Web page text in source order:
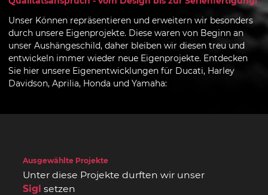
Unser Können repräsentieren und erweitern wir besonders
durch unsere Eigenprojekte. Diese waren von Beginn an
unser Aushängeschild, daher bleiben wir diesen treu und
entwickeln immer wieder neue Eigenprojekte. Entdecken
Sie hier unsere Eigenentwicklungen für Ducati, Harley
Davidson, Aprilia, Honda und Yamaha:
Ausgewählte Projekte
Unter diese Projekte durften wir unser
Sigl setzen